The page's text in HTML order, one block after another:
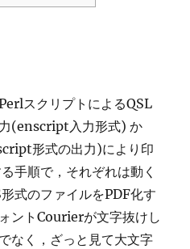
スクリプトによるQSL
(enscript入力形式) か
形式の出力)により印
手順で，それぞれは動く
式のファイルをPDF化す
ントCourierが文字抜けし
なく，ざっと見て大文字